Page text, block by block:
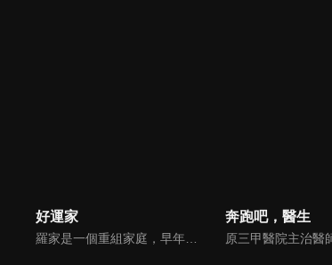
好運家 奔跑吧，醫生